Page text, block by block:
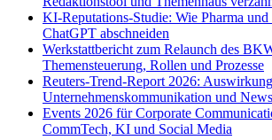
KI-Reputations-Studie: Wie Pharma
ChatGPT abschneiden
Werkstattbericht zum Relaunch des
Themensteuerung, Rollen und Prozesse
Reuters-Trend-Report 2026:
Unternehmenskommunikation und
Events 2026 für Corporate
CommTech, KI und Social Media